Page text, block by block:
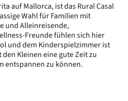
auf Mallorca, ist das Rural Casal
Wahl für Familien mit
und Alleinreisende,
Freunde fühlen sich hier
und dem Kinderspielzimmer ist
Kleinen eine gute Zeit zu
entspannen zu können.